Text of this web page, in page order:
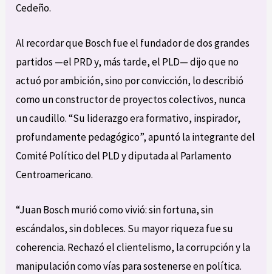
Cedeño.
Al recordar que Bosch fue el fundador de dos grandes
partidos —el PRD y, más tarde, el PLD— dijo que no
actuó por ambición, sino por convicción, lo describió
como un constructor de proyectos colectivos, nunca
un caudillo. “Su liderazgo era formativo, inspirador,
profundamente pedagógico”, apuntó la integrante del
Comité Político del PLD y diputada al Parlamento
Centroamericano.
“Juan Bosch murió como vivió: sin fortuna, sin
escándalos, sin dobleces. Su mayor riqueza fue su
coherencia. Rechazó el clientelismo, la corrupción y la
manipulación como vías para sostenerse en política.